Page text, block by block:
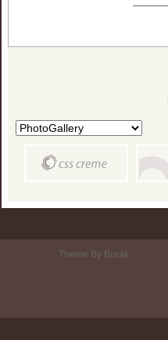
Theme By Burak